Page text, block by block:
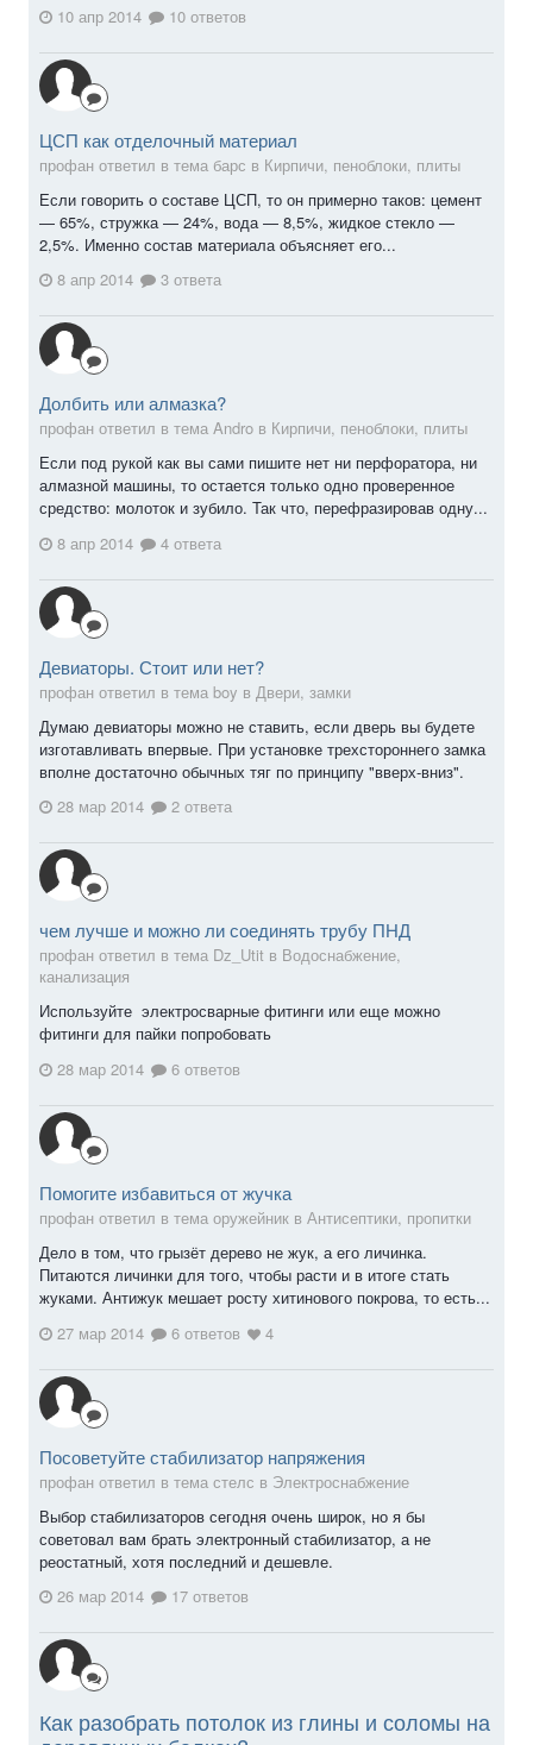
10 апр 2014
10 ответов
ЦСП как отделочный материал
профан ответил в тема барс в Кирпичи, пеноблоки, плиты
Если говорить о составе ЦСП, то он примерно таков: цемент
— 65%, стружка — 24%, вода — 8,5%, жидкое стекло —
2,5%. Именно состав материала объясняет его...
8 апр 2014
3 ответа
Долбить или алмазка?
профан ответил в тема Andro в Кирпичи, пеноблоки, плиты
Если под рукой как вы сами пишите нет ни перфоратора, ни
алмазной машины, то остается только одно проверенное
средство: молоток и зубило. Так что, перефразировав одну...
8 апр 2014
4 ответа
Девиаторы. Стоит или нет?
профан ответил в тема boy в Двери, замки
Думаю девиаторы можно не ставить, если дверь вы будете
изготавливать впервые. При установке трехстороннего замка
вполне достаточно обычных тяг по принципу "вверх-вниз".
28 мар 2014
2 ответа
чем лучше и можно ли соединять трубу ПНД
профан ответил в тема Dz_Utit в Водоснабжение,
канализация
Используйте электросварные фитинги или еще можно
фитинги для пайки попробовать
28 мар 2014
6 ответов
Помогите избавиться от жучка
профан ответил в тема оружейник в Антисептики, пропитки
Дело в том, что грызёт дерево не жук, а его личинка.
Питаются личинки для того, чтобы расти и в итоге стать
жуками. Антижук мешает росту хитинового покрова, то есть...
27 мар 2014
6 ответов 4
Посоветуйте стабилизатор напряжения
профан ответил в тема стелс в Электроснабжение
Выбор стабилизаторов сегодня очень широк, но я бы
советовал вам брать электронный стабилизатор, а не
реостатный, хотя последний и дешевле.
26 мар 2014
17 ответов
Как разобрать потолок из глины и соломы на